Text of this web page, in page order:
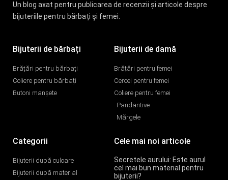
Un blog axat pentru publicarea de recenzii și articole despre
bijuteriile pentru bărbați și femei.
Bijuterii de bărbați
Brățări pentru bărbați
Coliere pentru bărbați
Butoni manșete
Bijuterii de damă
Brățări pentru femei
Cercei pentru femei
Coliere pentru femei
Pandantive
Mărgele
Categorii
Bijuterii după culoare
Bijuterii după material
Cele mai noi articole
Secretele aurului: Este aurul
cel mai bun material pentru
bijuterii?